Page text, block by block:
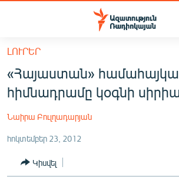
Մատչելիության
հիմնական
բովանդակությանը
Անցնել
հիմնական
մենյուին
ՀԱՅԱՍՏԱՆ
ՔԱՂԱՔԱԿԱՆ
ԸՆՏՐՈՒԹՅՈՒՆՆԵՐ 2026
ԻՐԱՎՈՒՆՔ
ՀԱՍԱՐԱԿՈՒԹՅՈՒՆ
ԼՈՒՐԵՐ
«Հայաստան»
հիմնադրամը կօգնի
Նաիրա Բուլղադարյան
հոկտեմբեր 23, 2012
Կիսվել